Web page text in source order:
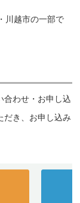
川越市の一部で
合わせ・お申し込
だき、お申し込み